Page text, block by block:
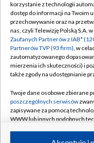
Abonament TVP
Emisja w TVP
Centrum informacji
Naziemna Telewizja
Rada Programowa
System NOS
Informacje o nadawcy
korzystanie z technologii
dostęp do informacji na Twoim
przechowywanie oraz na
nas, czyli Telewizję Polską S.A.
Zaufanych Partnerów z IAB*
Partnerów TVP (93 firm), w
zautomatyzowanego
mierzenia ich skuteczności) i
także zgody na udostępnianie
Twoje dane osobowe zbierane
poszczególnych serwisów
zapisywane za pomocą
WWW lub innych podobnych